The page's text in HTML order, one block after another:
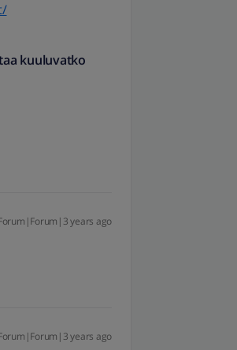
kuuluvatko
years ago
years ago